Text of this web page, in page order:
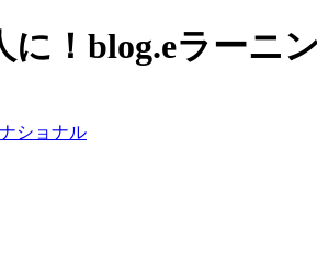
！blog.eラーニ
ショナル